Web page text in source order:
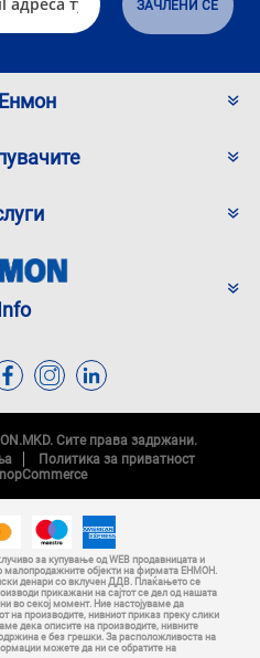
Сите права задржани.
Политика за приватност
nopCommerce
за купување од WEB продавницата и
малопродажните објекти на фирмата ЕНМОН.
денари со вклучен ДДВ. Плаќањето се
прикажани на сајтот се дел од нашата
во секој момент. Ние настојуваме да
на производите, нивниот приказ преку слики
дека описите на производите, нивните
е без грешки. За расположливоста на
можете да ни се обратите на